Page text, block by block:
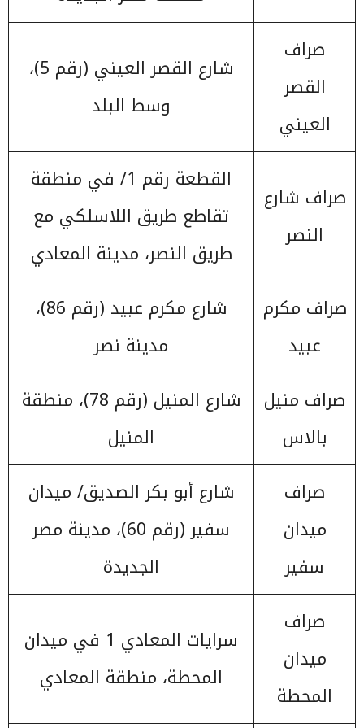
صراف
القصر
العيني
شارع القصر العيني (رقم 5)،
وسط البلد
صراف شارع
النصر
القطعة رقم 1/ في منطقة
تقاطع طريق اللاسلكي مع
طريق النصر، مدينة المعادي
صراف مكرم
عبيد
شارع مكرم عبيد (رقم 86)،
مدينة نصر
صراف منيل
بالاس
شارع المنيل (رقم 78)، منطقة
المنيل
صراف
ميدان
سفير
شارع أبو بكر الصديق/ ميدان
سفير (رقم 60)، مدينة مصر
الجديدة
صراف
ميدان
المحطة
سرايات المعادي 1 في ميدان
المحطة، منطقة المعادي